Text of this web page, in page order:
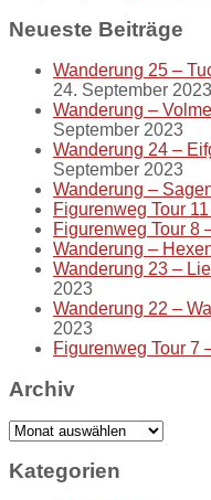
Neueste Beiträge
Wanderung 25 –
24. September 2023
Wanderung –
September 2023
Wanderung 24 –
September 2023
Wanderung –
Figurenweg Tour
Figurenweg Tour 8
Wanderung –
Wanderung 23 –
2023
Wanderung 22 –
2023
Figurenweg Tour 7
Archiv
Archiv
Kategorien